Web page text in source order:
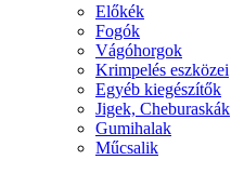
Előkék
Fogók
Vágóhorgok
Krimpelés eszközei
Egyéb kiegészítők
Jigek, Cheburaskák
Gumihalak
Műcsalik